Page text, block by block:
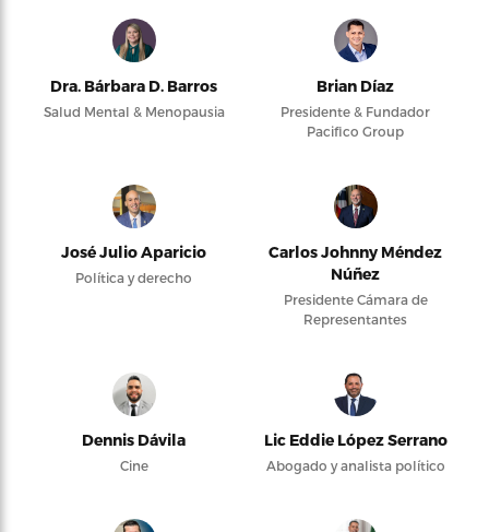
Dra. Bárbara D. Barros
Salud Mental & Menopausia
Brian Díaz
Presidente & Fundador
Pacifico Group
José Julio Aparicio
Política y derecho
Carlos Johnny Méndez
Núñez
Presidente Cámara de
Representantes
Dennis Dávila
Cine
Lic Eddie López Serrano
Abogado y analista político